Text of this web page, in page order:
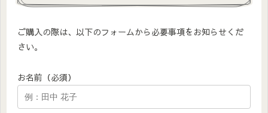
ご購入の際は、以下のフォームから必要事項をお知らせくだ
さい。
お名前（必須）